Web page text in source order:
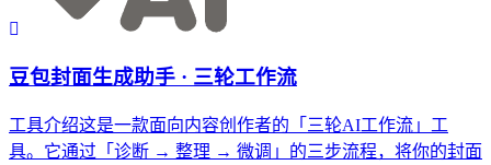
豆包封面生成助手 · 三轮工作流
工具介绍这是一款面向内容创作者的「三轮AI工作流」工
具。它通过「诊断 → 整理 → 微调」的三步流程，将你的封面